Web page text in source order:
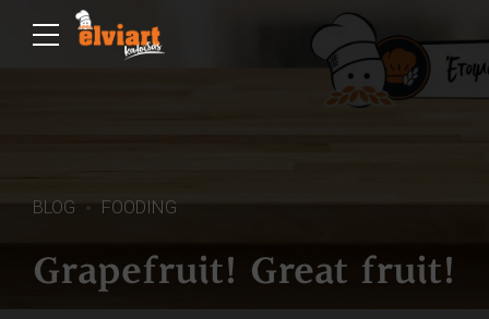
BLOG FOODING
Grapefruit! Great fruit!